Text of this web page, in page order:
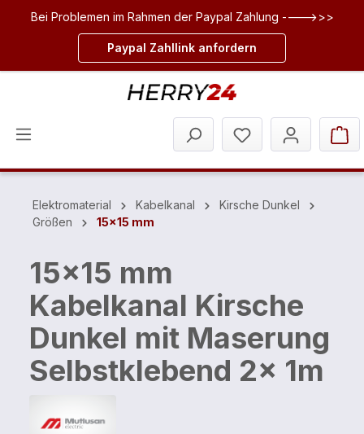
springen
Bei Problemen im Rahmen der Paypal Zahlung ---->>>
Paypal Zahllink anfordern
Elektromaterial Kabelkanal
Kirsche Dunkel
Größen
15x15 mm
15x15 mm
Kabelkanal Kirsche
Dunkel mit Maserung
Selbstklebend 2x 1m